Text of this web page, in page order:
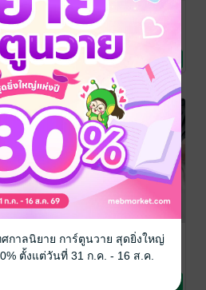
รักรีเทิร์น
จ
มี่
ยโรมานซ์
สัมภาระหัวใจ
ใบหมี่
นิยายรัก
No Rating
วจ
มี่
จะขอรักเธอจน
วันสุดท้าย
ใบหมี่
ศกาลนิยาย การ์ตูนวาย สุดยิ่งใหญ่
ตั้งแต่วันที่ 31 ก.ค. - 16 ส.ค.